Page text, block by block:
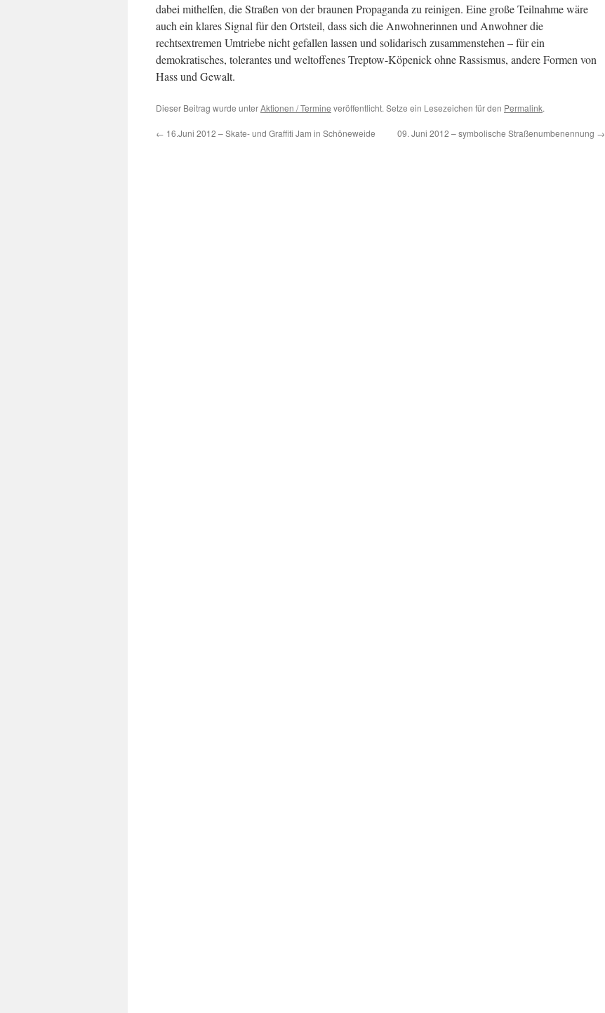
dabei mithelfen, die Straßen von der braunen Propaganda zu reinigen. Eine große Teilnahme wäre
auch ein klares Signal für den Ortsteil, dass sich die Anwohnerinnen und Anwohner die
rechtsextremen Umtriebe nicht gefallen lassen und solidarisch zusammenstehen – für ein
demokratisches, tolerantes und weltoffenes Treptow-Köpenick ohne Rassismus, andere Formen von
Hass und Gewalt.
Dieser Beitrag wurde unterAktionen / Termine veröffentlicht. Setze ein Lesezeichen für den Permalink.
← 16.Juni 2012 – Skate- und Graffiti Jam in Schöneweide 09. Juni 2012 – symbolische Straßenumbenennung →